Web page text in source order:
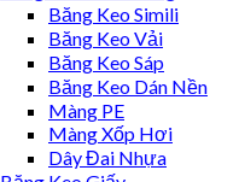
Băng Keo Simili
Băng Keo Vải
Băng Keo Sáp
Băng Keo Dán Nền
Màng PE
Màng Xốp Hơi
Dây Đai Nhựa